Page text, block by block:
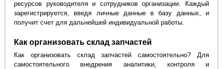
ресурсов руководителя и сотрудников организации. Каждый
зарегистрируется, введя личные данные в базу данных, и
получит счет для дальнейшей индивидуальной работы.
Как организовать склад запчастей
Как организовать склад запчастей самостоятельно? Для
самостоятельного внедрения аналитики, контроля и